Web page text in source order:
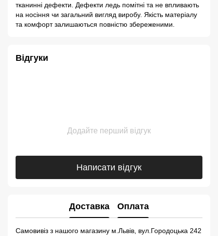
тканинні дефекти. Дефекти ледь помітні та не впливають
на носіння чи загальний вигляд виробу. Якість матеріалу
та комфорт залишаються повністю збереженими.
Відгуки
Додайте перший відгук
Написати відгук
Доставка Оплата
Самовивіз з нашого магазину м.Львів, вул.Городоцька 242